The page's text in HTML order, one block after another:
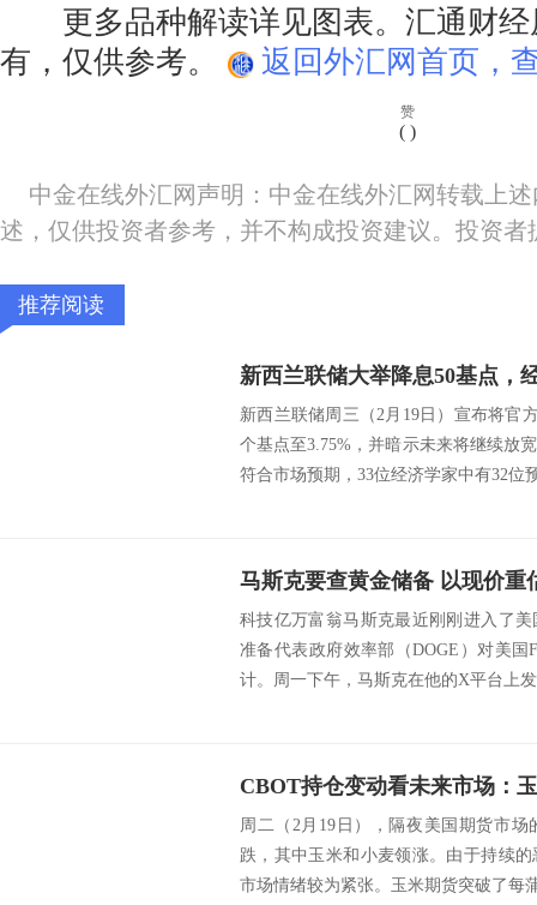
更多品种解读详见图表。汇通财经
有，仅供参考。
返回外汇网首页，
赞
( )
中金在线外汇网声明：中金在线外汇网转载上
述，仅供投资者参考，并不构成投资建议。投资
推荐阅读
新西兰联储周三（2月19日）宣布将官
个基点至3.75%，并暗示未来将继续放
符合市场预期，33位经济学家中有32位
科技亿万富翁马斯克最近刚刚进入了
准备代表政府效率部（DOGE）对美
计。周一下午，马斯克在他的X平台上
周二（2月19日），隔夜美国期货市
跌，其中玉米和小麦领涨。由于持续
市场情绪较为紧张。玉米期货突破了每